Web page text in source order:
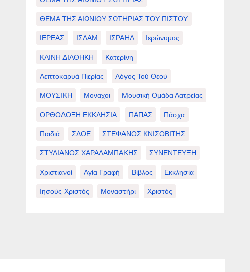
ΘΕΜΑ ΤΗΣ ΑΙΩΝΙΟΥ ΣΩΤΗΡΙΑΣ ΤΟΥ ΠΙΣΤΟΥ
ΙΕΡΕΑΣ ΙΣΛΑΜ ΙΣΡΑΗΛ Ιερώνυμος
ΚΑΙΝΗ ΔΙΑΘΗΚΗ Κατερίνη
Λεπτοκαρυά Πιερίας Λόγος Τού Θεού
ΜΟΥΣΙΚΗ Μοναχοι Μουσική Ομάδα Λατρείας
ΟΡΘΟΔΟΞΗ ΕΚΚΛΗΣΙΑ ΠΑΠΑΣ Πάσχα
Παιδιά ΣΔΟΕ ΣΤΕΦΑΝΟΣ ΚΝΙΣΟΒΙΤΗΣ
ΣΤΥΛΙΑΝΟΣ ΧΑΡΑΛΑΜΠΑΚΗΣ ΣΥΝΕΝΤΕΥΞΗ
Χριστιανοί Αγία Γραφή Βίβλος Εκκλησία
Ιησούς Χριστός Μοναστήρι Χριστός